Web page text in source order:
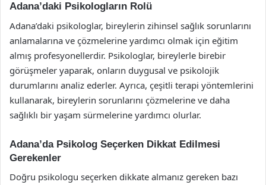
Adana’daki Psikologların Rolü
Adana’daki psikologlar, bireylerin zihinsel sağlık sorunlarını
anlamalarına ve çözmelerine yardımcı olmak için eğitim
almış profesyonellerdir. Psikologlar, bireylerle birebir
görüşmeler yaparak, onların duygusal ve psikolojik
durumlarını analiz ederler. Ayrıca, çeşitli terapi yöntemlerini
kullanarak, bireylerin sorunlarını çözmelerine ve daha
sağlıklı bir yaşam sürmelerine yardımcı olurlar.
Adana’da Psikolog Seçerken Dikkat Edilmesi
Gerekenler
Doğru psikologu seçerken dikkate almanız gereken bazı